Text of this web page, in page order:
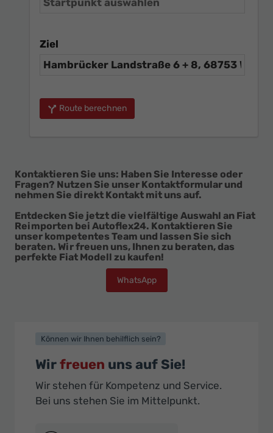
Ziel
Route berechnen
Kontaktieren Sie uns: Haben Sie Interesse oder
Fragen? Nutzen Sie unser Kontaktformular und
nehmen Sie direkt Kontakt mit uns auf.
Entdecken Sie jetzt die vielfältige Auswahl an Fiat
Reimporten bei Autoflex24. Kontaktieren Sie
unser kompetentes Team und lassen Sie sich
beraten. Wir freuen uns, Ihnen zu beraten, das
perfekte Fiat Modell zu kaufen!
WhatsApp
Können wir Ihnen behilflich sein?
Wirfreuen uns auf Sie!
Wir stehen für Kompetenz und Service.
Bei uns stehen Sie im Mittelpunkt.